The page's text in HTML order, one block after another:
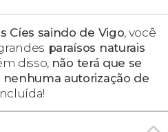
Cíes saindo de Vigo, você
paraísos naturais
disso, não terá que se
autorização de